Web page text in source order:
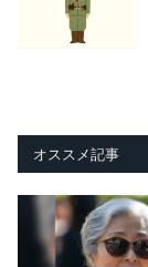
オススメ記事